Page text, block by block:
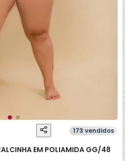
173 vendidos
EM POLIAMIDA GG/48